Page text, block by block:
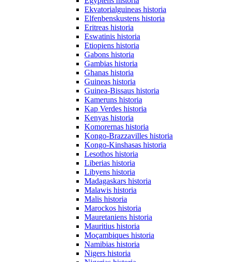
Ekvatorialguineas historia
Elfenbenskustens historia
Eritreas historia
Eswatinis historia
Etiopiens historia
Gabons historia
Gambias historia
Ghanas historia
Guineas historia
Guinea-Bissaus historia
Kameruns historia
Kap Verdes historia
Kenyas historia
Komorernas historia
Kongo-Brazzavilles historia
Kongo-Kinshasas historia
Lesothos historia
Liberias historia
Libyens historia
Madagaskars historia
Malawis historia
Malis historia
Marockos historia
Mauretaniens historia
Mauritius historia
Moçambiques historia
Namibias historia
Nigers historia